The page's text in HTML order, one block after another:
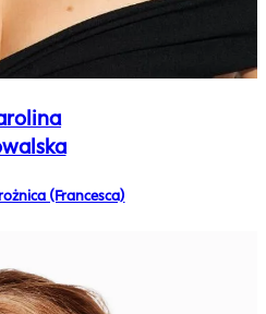
(Francesca)